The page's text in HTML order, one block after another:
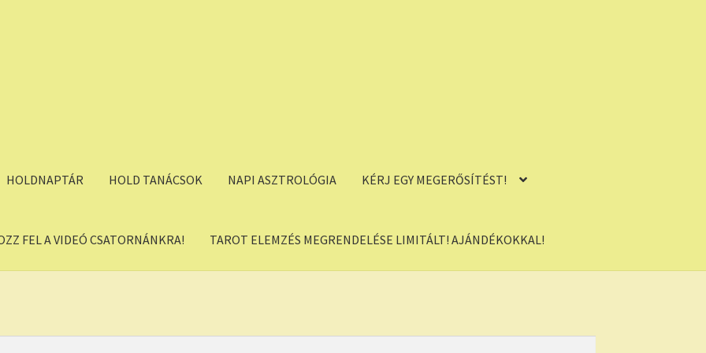
HOLDNAPTÁR HOLD TANÁCSOK NAPI ASZTROLÓGIA KÉRJ EGY MEGERŐSÍTÉST!
FEL A VIDEÓ CSATORNÁNKRA! TAROT ELEMZÉS MEGRENDELÉSE LIMITÁLT! AJÁNDÉKOKKAL!